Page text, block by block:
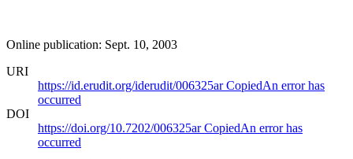
Online publication: Sept. 10, 2003
URI
https://id.erudit.org/iderudit/006325arCopiedAn error has
occurred
DOI
https://doi.org/10.7202/006325arCopiedAn error has
occurred